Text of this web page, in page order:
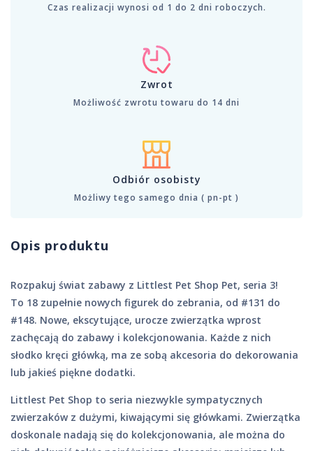
Czas realizacji wynosi od 1 do 2 dni roboczych.
Zwrot
Możliwość zwrotu towaru do 14 dni
Odbiór osobisty
Możliwy tego samego dnia ( pn-pt )
Opis produktu
Rozpakuj świat zabawy z Littlest Pet Shop Pet, seria 3!
To 18 zupełnie nowych figurek do zebrania, od #131 do
#148. Nowe, ekscytujące, urocze zwierzątka wprost
zachęcają do zabawy i kolekcjonowania. Każde z nich
słodko kręci główką, ma ze sobą akcesoria do dekorowania
lub jakieś piękne dodatki.
Littlest Pet Shop to seria niezwykle sympatycznych
zwierzaków z dużymi, kiwającymi się główkami. Zwierzątka
doskonale nadają się do kolekcjonowania, ale można do